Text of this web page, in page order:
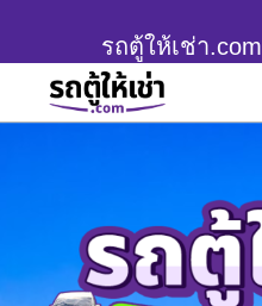
รถตู้ให้เช่า.com